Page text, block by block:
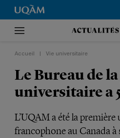
Accueil Vie universitaire
Le Bureau de
universitaire a
L’UQAM a été la
francophone au Canada à